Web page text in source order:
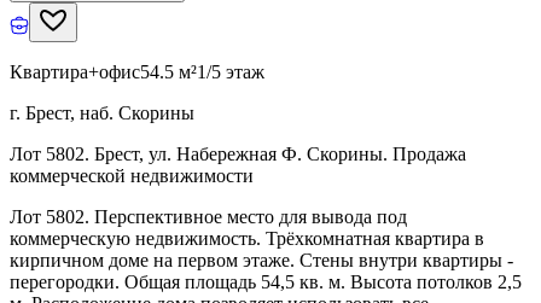
Квартира+офис54.5 м²1/5 этаж
г. Брест, наб. Скорины
Лот 5802. Брест, ул. Набережная Ф. Скорины. Продажа
коммерческой недвижимости
Лот 5802. Перспективное место для вывода под
коммерческую недвижимость. Трёхкомнатная квартира в
кирпичном доме на первом этаже. Стены внутри квартиры -
перегородки. Общая площадь 54,5 кв. м. Высота потолков 2,5